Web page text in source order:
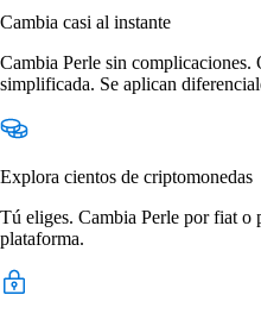
Cambia casi al instante
Cambia Perle sin complicaciones.
simplificada. Se aplican
Explora cientos de criptomonedas
Tú eliges. Cambia Perle por fiat o
plataforma.